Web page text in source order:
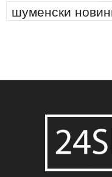
шуменски